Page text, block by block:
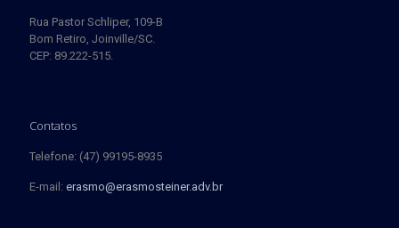
Rua Pastor Schliper, 109-B
Bom Retiro, Joinville/SC.
CEP: 89.222-515.
Contatos
Telefone: (47) 99195-8935
E-mail: erasmo@erasmosteiner.adv.br